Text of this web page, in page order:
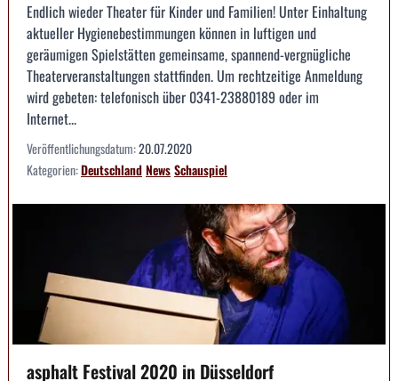
Endlich wieder Theater für Kinder und Familien! Unter Einhaltung
aktueller Hygienebestimmungen können in luftigen und
geräumigen Spielstätten gemeinsame, spannend-vergnügliche
Theaterveranstaltungen stattfinden. Um rechtzeitige Anmeldung
wird gebeten: telefonisch über 0341-23880189 oder im
Internet...
Veröffentlichungsdatum:20.07.2020
Kategorien:DeutschlandNewsSchauspiel
asphalt Festival 2020 in Düsseldorf